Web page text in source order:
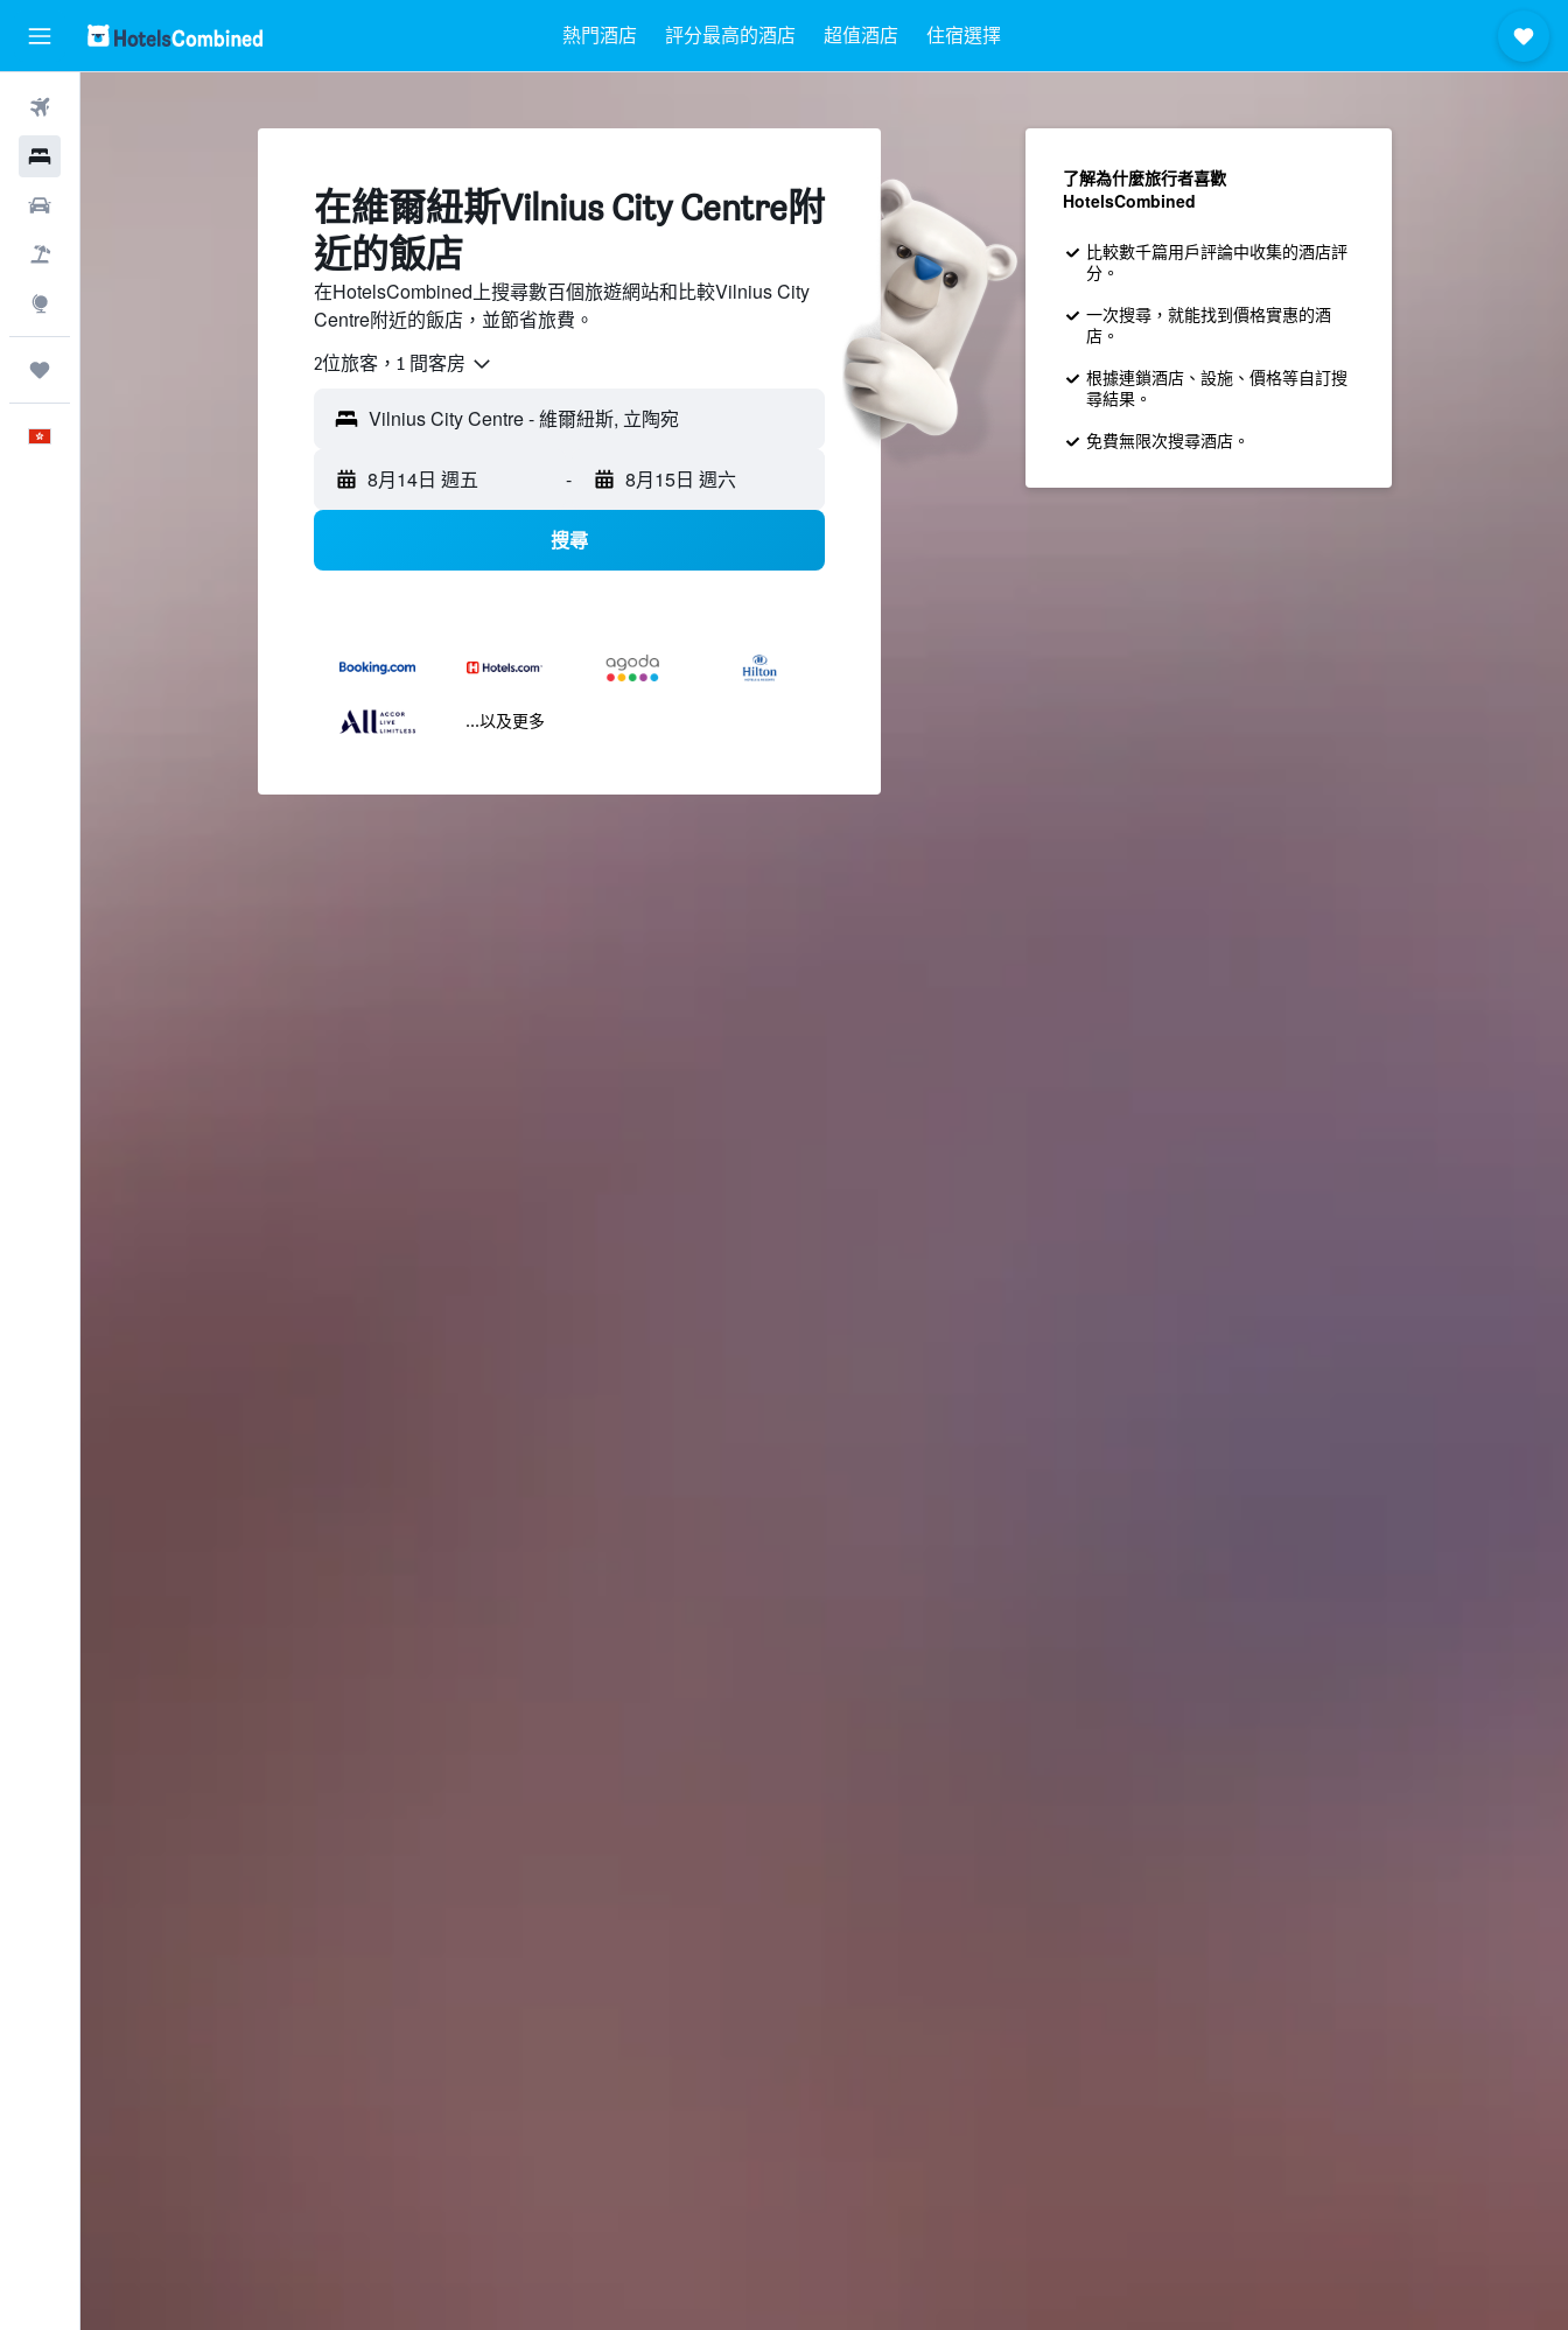
熱門酒店 評分最高的酒店 超值酒店 住宿選擇
​在維爾紐斯Vilnius City Centre附
近​的飯店
在HotelsCombined上搜尋數百個旅遊網站和比較Vilnius City
Centre附近的飯店，並節省旅費。
2位旅客，1 間客房
8月14日 週五 - 8月15日 週六
搜尋
...以及更多
了解為什麼旅行者喜歡
HotelsCombined
比較數千篇用戶評論中收集的酒店評
分。
一次搜尋，就能找到價格實惠的酒
店。
根據連鎖酒店、設施、價格等自訂搜
尋結果。
免費無限次搜尋酒店。